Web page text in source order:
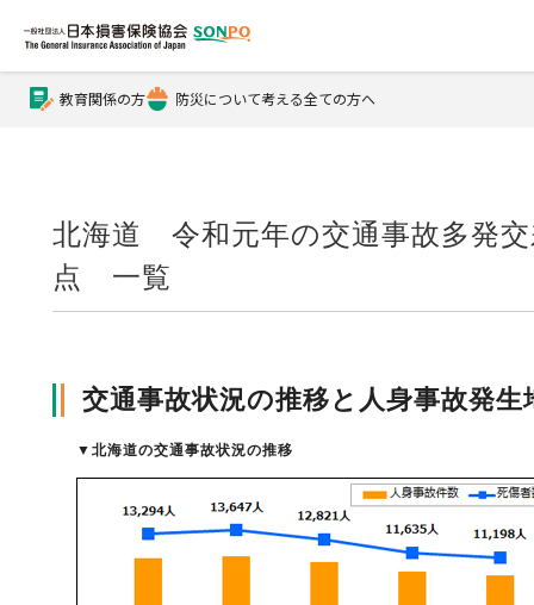
公式Xアカウント
損害保険とは？
損害保険とは？トップ
協会の活動・概要
教育関係の方 防災について考える全ての方へ
北海道 令和元年の交通事故多発
点 一覧
交通事故状況の推移と人身事故発生
▼ 北海道の交通事故状況の推移